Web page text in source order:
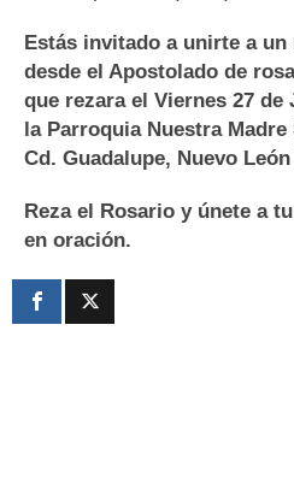
Estás invitado a unirte a
desde el Apostolado de
que rezara el Viernes 27 de
la Parroquia Nuestra
Cd. Guadalupe, Nuevo
Reza el Rosario y únete a
en oración.